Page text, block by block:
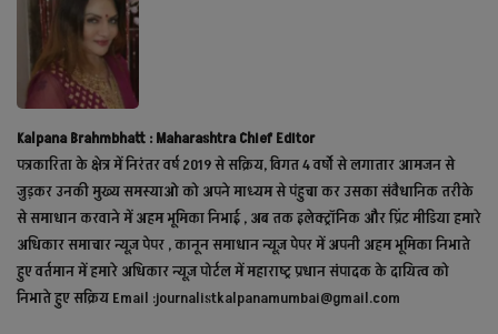
Kalpana Brahmbhatt : Maharashtra Chief Editor
पत्रकारिता के क्षेत्र में निरंतर वर्ष 2019 से सक्रिय, विगत 4 वर्षो से लगातार आमजन से
जुड़कर उनकी मुख्य समस्याओ को अपने माध्यम से पंहुचा कर उसका संवैधानिक तरीके
से समाधान करवाने में अहम भूमिका निभाई , अब तक इलेक्ट्रॉनिक और प्रिंट मीडिया हमारे
अधिकार समाचार न्यूज़ पेपर , कानून समाधान न्यूज़ पेपर में अपनी अहम भूमिका निभाते
हुए वर्तमान में हमारे अधिकार न्यूज़ पोर्टल में महाराष्ट्र प्रधान संपादक के दायित्व को
निभाते हुए सक्रिय Email :journalistkalpanamumbai@gmail.com